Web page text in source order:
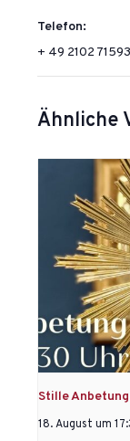
Telefon:
+ 49 2102
Ähnliche
Stille Anbetung
18. August um